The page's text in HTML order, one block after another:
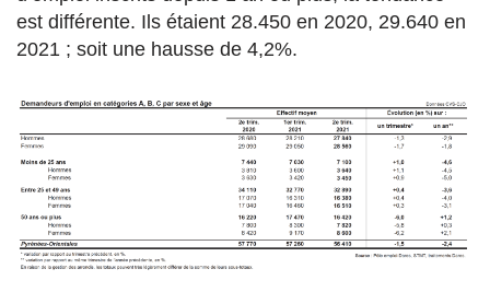
est différente. Ils étaient 28.450 en 2020, 29.640 en
2021 ; soit une hausse de 4,2%.